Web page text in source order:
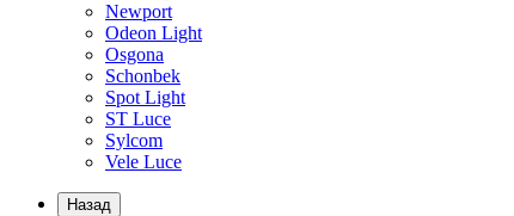
Newport
Odeon Light
Osgona
Schonbek
Spot Light
ST Luce
Sylcom
Vele Luce
Назад